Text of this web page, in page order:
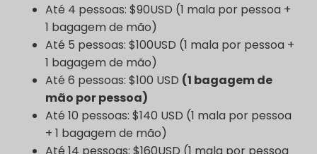
Até 4 pessoas: $90USD (1 mala por pessoa +
1 bagagem de mão)
Até 5 pessoas: $100USD (1 mala por pessoa +
1 bagagem de mão)
Até 6 pessoas: $100 USD (1 bagagem de
mão por pessoa)
Até 10 pessoas: $140 USD (1 mala por pessoa
+ 1 bagagem de mão)
Até 14 pessoas: $160USD (1 mala por pessoa